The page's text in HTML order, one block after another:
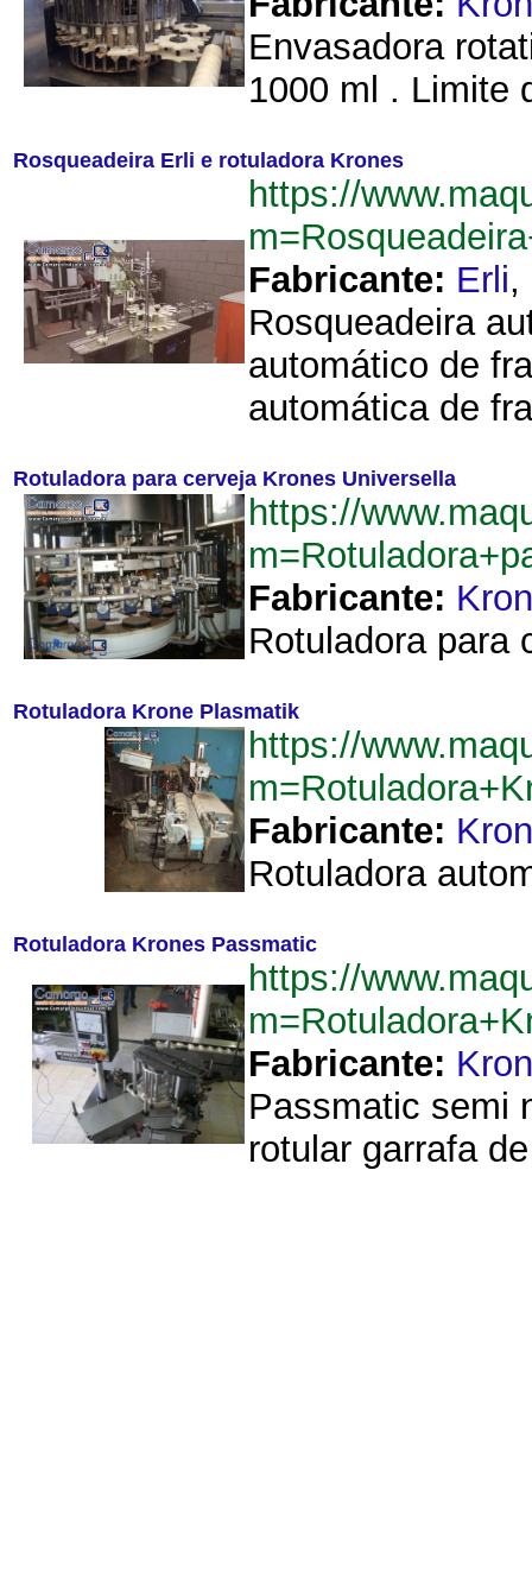
Envasadora
1000 ml . Limite
Rosqueadeira Erli e rotuladora Krones
https://
Fabricante: Erli,
Rosqueadeira
automático de
automática de
Rotuladora para cerveja Krones Universella
https://
Fabricante:
Rotuladora para
Rotuladora Krone Plasmatik
https://
Fabricante:
Rotuladora
Rotuladora Krones Passmatic
https://
Fabricante:
Passmatic semi
rotular garrafa